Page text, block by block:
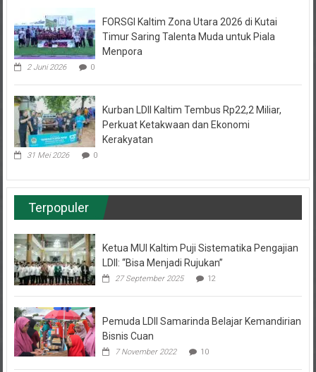
FORSGI Kaltim Zona Utara 2026 di Kutai
Timur Saring Talenta Muda untuk Piala
Menpora
2 Juni 2026 0
Kurban LDII Kaltim Tembus Rp22,2 Miliar,
Perkuat Ketakwaan dan Ekonomi
Kerakyatan
31 Mei 2026 0
Terpopuler
Ketua MUI Kaltim Puji Sistematika Pengajian
LDII: “Bisa Menjadi Rujukan”
27 September 2025 12
Pemuda LDII Samarinda Belajar Kemandirian
Bisnis Cuan
7 November 2022 10